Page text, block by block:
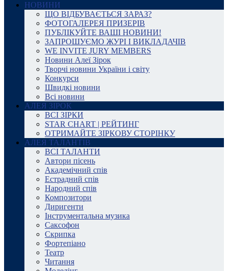
НОВИНИ
ЩО ВІДБУВАЄТЬСЯ ЗАРАЗ?
ФОТОГАЛЕРЕЯ ПРИЗЕРІВ
ПУБЛІКУЙТЕ ВАШІ НОВИНИ!
ЗАПРОШУЄМО ЖУРІ І ВИКЛАДАЧІВ
WE INVITE JURY MEMBERS
Новини Алеї Зірок
Творчі новини України і світу
Конкурси
Швидкі новини
Всі новини
АЛЕЯ ЗІРОК
ВСІ ЗІРКИ
STAR CHART | РЕЙТИНГ
ОТРИМАЙТЕ ЗІРКОВУ СТОРІНКУ
АЛЕЯ ТАЛАНТІВ
ВСІ ТАЛАНТИ
Автори пісень
Академічний спів
Естрадний спів
Народний спів
Композитори
Диригенти
Інструментальна музика
Саксофон
Скрипка
Фортепіано
Театр
Читання